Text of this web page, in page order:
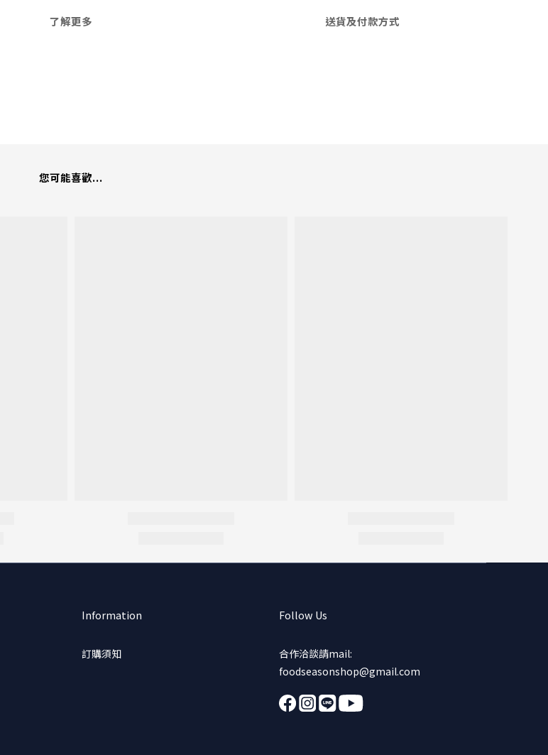
了解更多 送貨及付款方式
您可能喜歡...
Information
訂購須知
Follow Us
合作洽談請mail:
foodseasonshop@gmail.com